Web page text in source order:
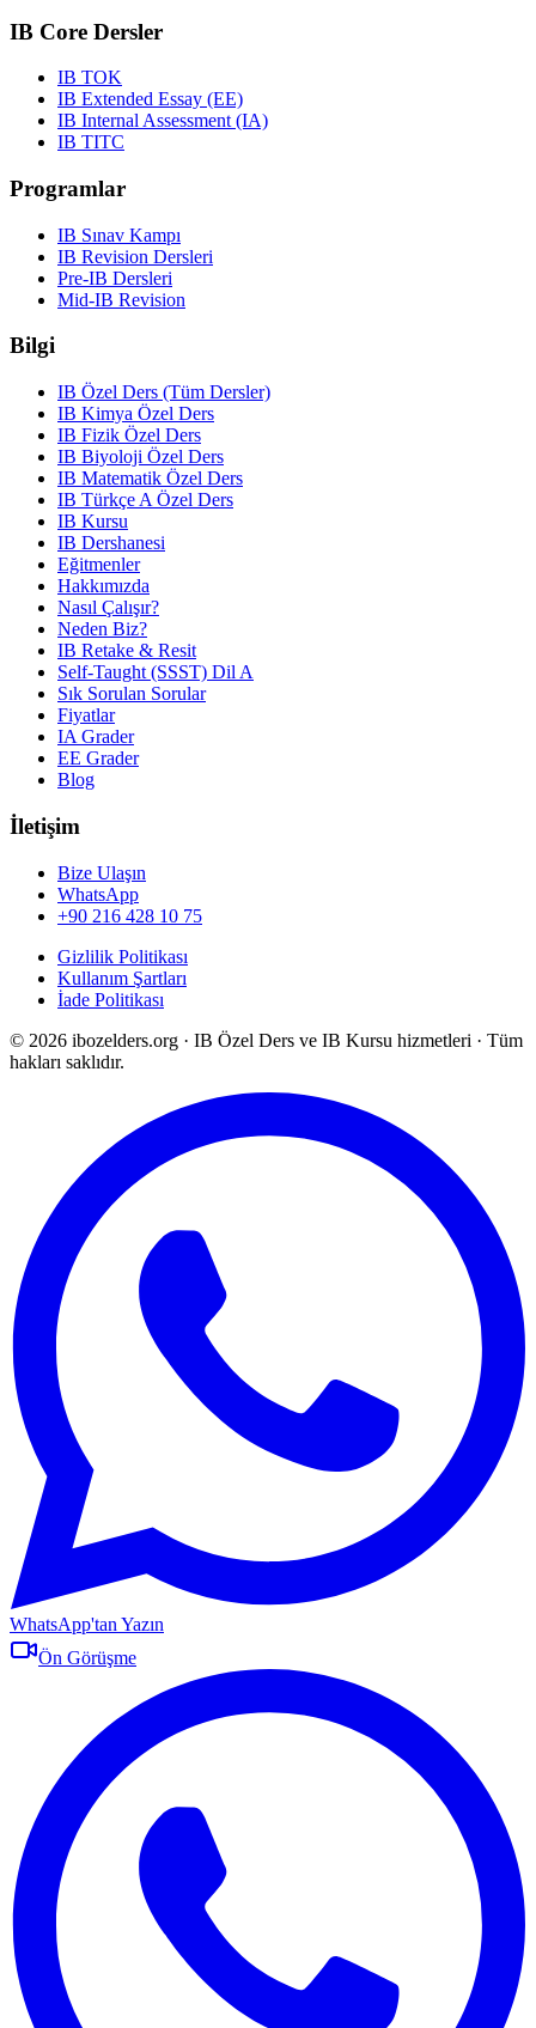
IB Core Dersler
IB TOK
IB Extended Essay (EE)
IB Internal Assessment (IA)
IB TITC
Programlar
IB Sınav Kampı
IB Revision Dersleri
Pre-IB Dersleri
Mid-IB Revision
Bilgi
IB Özel Ders (Tüm Dersler)
IB Kimya Özel Ders
IB Fizik Özel Ders
IB Biyoloji Özel Ders
IB Matematik Özel Ders
IB Türkçe A Özel Ders
IB Kursu
IB Dershanesi
Eğitmenler
Hakkımızda
Nasıl Çalışır?
Neden Biz?
IB Retake & Resit
Self-Taught (SSST) Dil A
Sık Sorulan Sorular
Fiyatlar
IA Grader
EE Grader
Blog
İletişim
Bize Ulaşın
WhatsApp
+90 216 428 10 75
Gizlilik Politikası
Kullanım Şartları
İade Politikası
© 2026 ibozelders.org · IB Özel Ders ve IB Kursu hizmetleri · Tüm
hakları saklıdır.
WhatsApp'tan Yazın
Ön Görüşme